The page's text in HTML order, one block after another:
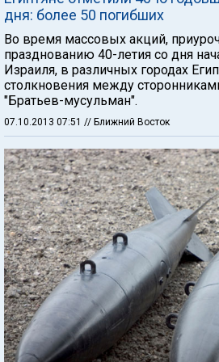
дня: более 50 погибших
Во время массовых акций,
празднованию 40-летия со дня
Израиля, в различных городах
столкновения между
"Братьев-мусульман".
07.10.2013 07:51 // Ближний Восток